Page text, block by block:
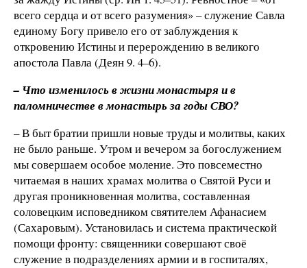
всего сердца и от всего разумения» – служение Савла
единому Богу привело его от заблуждения к
откровению Истины и перерождению в великого
апостола Павла (Деян 9. 4–6).
– Что изменилось в жизни монастыря и в
паломничестве в монастырь за годы СВО?
– В быт братии пришли новые труды и молитвы, каких
не было раньше. Утром и вечером за богослужением
мы совершаем особое моление. Это повсеместно
читаемая в наших храмах молитва о Святой Руси и
другая проникновенная молитва, составленная
соловецким исповедником святителем Афанасием
(Сахаровым). Установилась и система практической
помощи фронту: священники совершают своё
служение в подразделениях армии и в госпиталях,